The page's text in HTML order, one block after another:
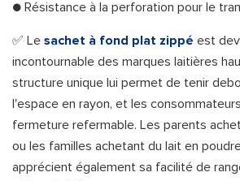
● Résistance à la perforation pour le
✅ Le sachet à fond plat zippé est
incontournable des marques laitières
structure unique lui permet de tenir
l'espace en rayon, et les
fermeture refermable. Les parents
ou les familles achetant du lait en
apprécient également sa facilité de